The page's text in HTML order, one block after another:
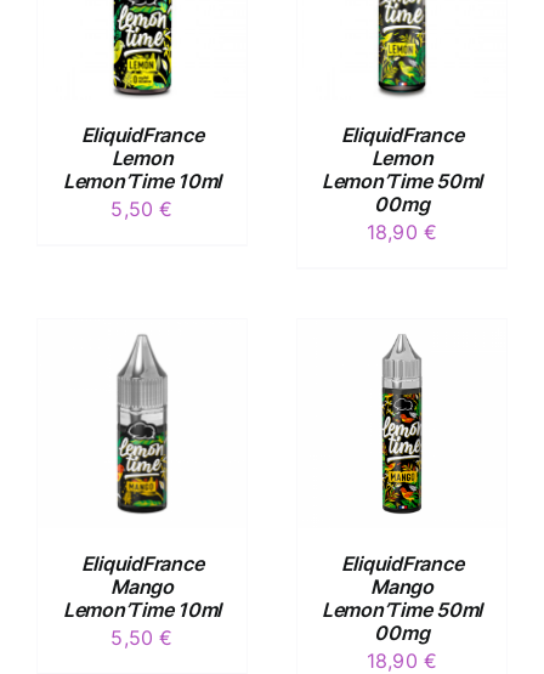
EliquidFrance
Lemon
Lemon’Time 10ml
5,50€
DÉTAILS
EliquidFrance
Lemon
Lemon’Time 50ml
00mg
18,90€
EliquidFrance
Mango
Lemon’Time 10ml
5,50€
DÉTAILS
EliquidFrance
Mango
Lemon’Time 50ml
00mg
18,90€